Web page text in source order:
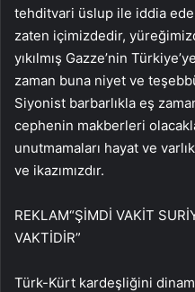
tehditvari üslup ile iddia
zaten içimizdedir,
yıkılmış Gazze’nin
zaman buna niyet ve
Siyonist barbarlıkla eş
cephenin makberleri
unutmamaları hayat ve
ve ikazımızdır.
REKLAM“ŞİMDİ VAKİT
VAKTİDİR”
Türk-Kürt kardeşliğini